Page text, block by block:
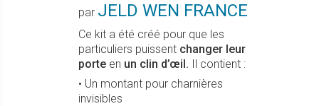
par JELD WEN FRANCE
Ce kit a été créé pour que les
particuliers puissent changer leur
porte en un clin d’œil. Il contient :
• Un montant pour charnières
invisibles